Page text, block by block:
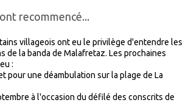
recommencé...
villageois ont eu le privilège d'entendre les
de la banda de Malafretaz. Les prochaines
:
pour une déambulation sur la plage de La
à l'occasion du défilé des conscrits de